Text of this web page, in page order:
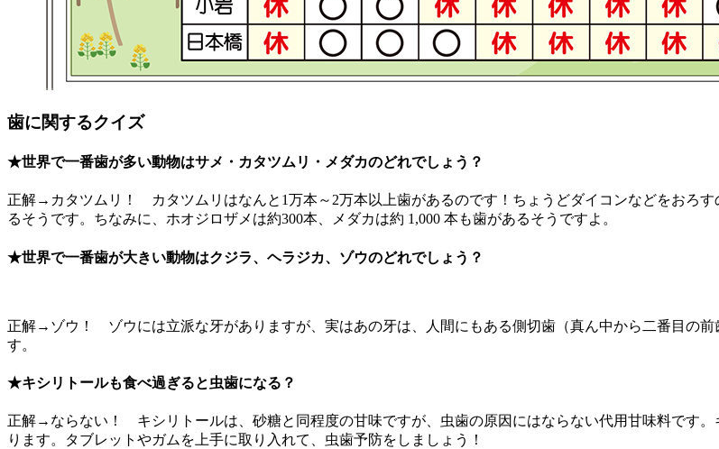
歯に関するクイズ
★世界で一番歯が多い動物はサメ・カタツムリ・メダカのどれでしょう？
正解→カタツムリ！ カタツムリはなんと1万本～2万本以上歯があるのです！ちょうどダイコンなどをおろ
るそうです。ちなみに、ホオジロザメは約300本、メダカは約 1,000 本も歯があるそうですよ。
★世界で一番歯が大きい動物はクジラ、ヘラジカ、ゾウのどれでしょう？
正解→ゾウ！ ゾウには立派な牙がありますが、実はあの牙は、人間にもある側切歯（真ん中から二番目の前
す。
★キシリトールも食べ過ぎると虫歯になる？
正解→ならない！ キシリトールは、砂糖と同程度の甘味ですが、虫歯の原因にはならない代用甘味料です
ります。タブレットやガムを上手に取り入れて、虫歯予防をしましょう！